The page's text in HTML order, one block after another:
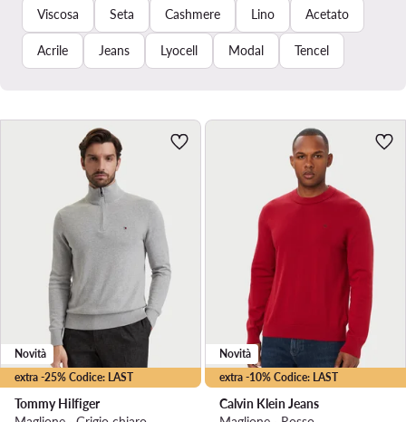
Viscosa Seta Cashmere Lino Acetato
Acrile Jeans Lyocell Modal Tencel
extra -25% Codice: LAST
Novità
Tommy Hilfiger
extra -10% Codice: LAST
Novità
Calvin Klein Jeans